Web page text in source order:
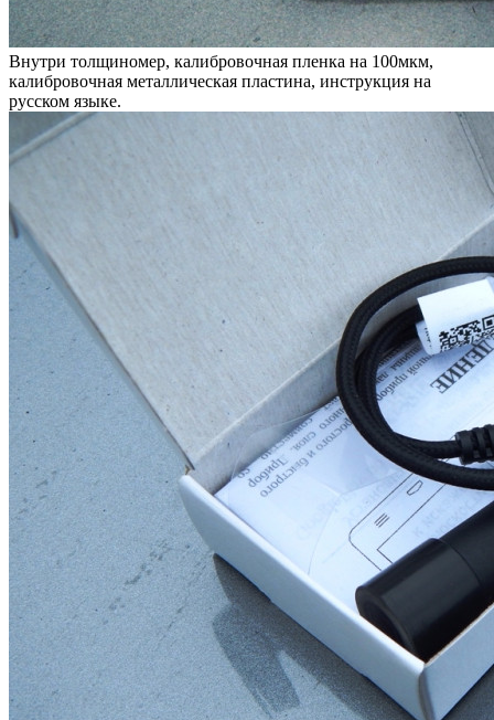
Внутри толщиномер, калибровочная пленка на 100мкм,
калибровочная металлическая пластина, инструкция на
русском языке.